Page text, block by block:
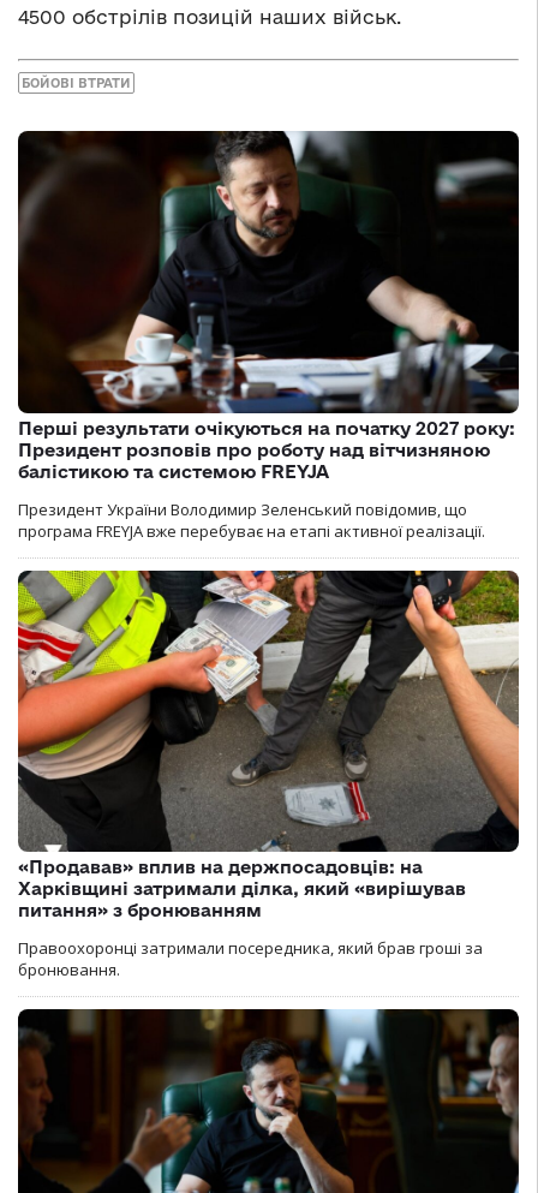
4500 обстрілів позицій наших військ.
БОЙОВІ ВТРАТИ
Перші результати очікуються на початку 2027 року:
Президент розповів про роботу над вітчизняною
балістикою та системою FREYJA
Президент України Володимир Зеленський повідомив, що
програма FREYJA вже перебуває на етапі активної реалізації.
«Продавав» вплив на держпосадовців: на
Харківщині затримали ділка, який «вирішував
питання» з бронюванням
Правоохоронці затримали посередника, який брав гроші за
бронювання.